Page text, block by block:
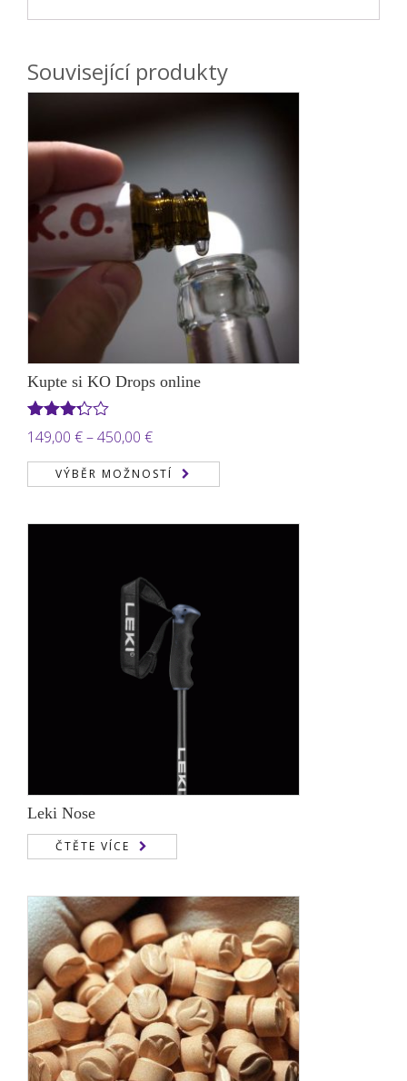
Související produkty
Kupte si KO Drops online
Hodnocení
3.22z
5
149,00 €–450,00 €Rozpětí
cen:
149,00 €
VÝBĚR MOŽNOSTÍ
Leki Nose
ČTĚTE VÍCE